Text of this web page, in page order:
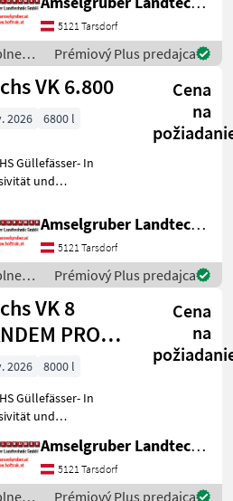
Materialstärken +
Materialen und Beste
der
TOP Hersteller!)
5121 Tarsdorf
a
Prémiový Plus predajca
VK 6.800
Cena
na
2026 6800 l
Güllefässer- In
und
Materialstärken +
Materialen und Beste
der
TOP Hersteller!)
Amselgruber Landtechnik GmbH
5121 Tarsdorf
a
Prémiový Plus predajca
VK 8
PRO
Limited
Cena
na
2026
8000 l
Güllefässer- In
und
Materialstärken +
Materialen und Beste
der
Amselgruber Landtechnik GmbH
5121 Tarsdorf
Prémiový Plus predajca